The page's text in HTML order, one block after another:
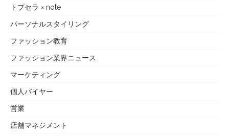
トプセラ × note
パーソナルスタイリング
ファッション教育
ファッション業界ニュース
マーケティング
個人バイヤー
営業
店舗マネジメント